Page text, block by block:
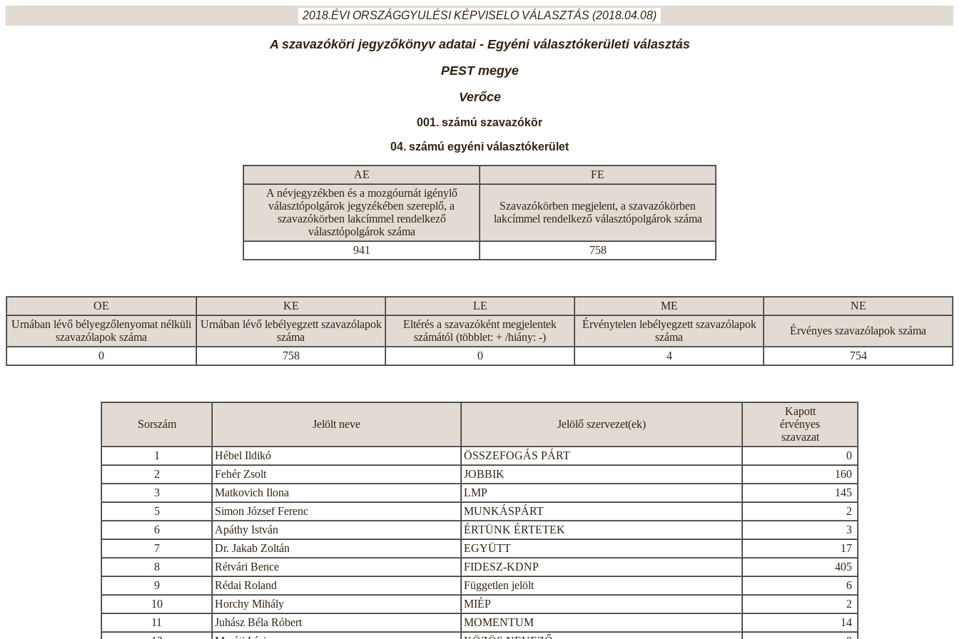
2018.ÉVI ORSZÁGGYULÉSI KÉPVISELO VÁLASZTÁS (2018.04.08)
A szavazóköri jegyzőkönyv adatai - Egyéni választókerületi választás
PEST megye
Verőce
001. számú szavazókör
04. számú egyéni választókerület
AE
FE
A névjegyzékben és a mozgóurnát igénylő
választópolgárok jegyzékében szereplő, a
szavazókörben lakcímmel rendelkező
választópolgárok száma
Szavazókörben megjelent, a szavazókörben
lakcímmel rendelkező választópolgárok száma
941 758
OE KE LE ME
NE
Urnában lévő bélyegzőlenyomat nélküli
szavazólapok száma
Urnában lévő lebélyegzett szavazólapok
száma
Eltérés a szavazóként megjelentek
számától (többlet: + /hiány: -)
Érvénytelen lebélyegzett szavazólapok
száma
Érvényes szavazólapok száma
0 758 0 4 754
Sorszám Jelölt neve Jelölő szervezet(ek)
Kapott
érvényes
szavazat
1
Hébel Ildikó ÖSSZEFOGÁS PÁRT
0
2
Fehér Zsolt JOBBIK
160
3
Matkovich Ilona LMP
145
5
Simon József Ferenc MUNKÁSPÁRT
2
6
Apáthy István ÉRTÜNK ÉRTETEK
3
7
Dr. Jakab Zoltán EGYÜTT
17
8
Rétvári Bence FIDESZ-KDNP
405
9
Rédai Roland Független jelölt
6
10
Horchy Mihály MIÉP
2
11
Juhász Béla Róbert MOMENTUM
14